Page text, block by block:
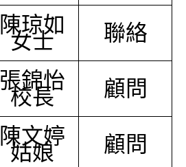
陳琼如
女士 聯絡
張錦怡
校長 顧問
陳文婷
姑娘 顧問